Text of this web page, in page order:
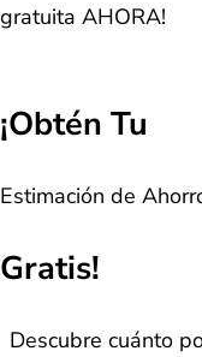
gratuita AHORA!
¡Obtén Tu
Estimación de
Gratis!
Descubre cuánto